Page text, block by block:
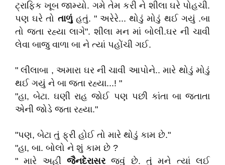
ટ્રાફિક ખૂબ જામ્યો. ગમે તેમ કરી ને શીલા ઘરે પોહચી.
પણ ઘરે તો તાળુંહતું. " અરેરે... થોડું મોડું થઈ ગયું .બા
તો જતા રહ્યા લાગે". શીલા મન માં બોલી.ઘર ની ચાવી
લેવા બાજુ વાળા બા ને ત્યાં પહોંચી ગઈ.
" લીલાબા , અમારા ઘર ની ચાવી આપોને.. મારે થોડું મોડું
થઈ ગયું ને બા જતા રહ્યા...! "
"હા, બેટા. ઘણી રાહ જોઈ પણ પછી કાંતા બા જતાતા
એની જોડે જતા રહ્યા."
"પણ, બેટા તું ફ્રી હોઈ તો મારે થોડું કામ છે."
"હા, બા. બોલો ને શું કામ છે ?
" મારે અહીંજૈનદેરાસરજવું છે. તું મને ત્યાં લઈ